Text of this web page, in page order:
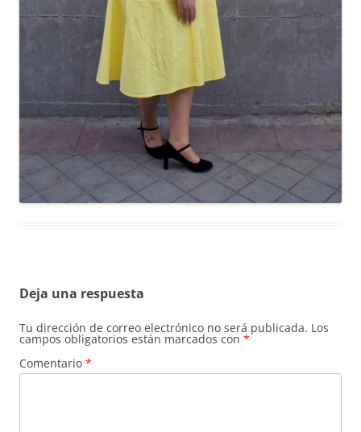
Deja una respuesta
Tu dirección de correo electrónico no será publicada. Los
campos obligatorios están marcados con *
Comentario *